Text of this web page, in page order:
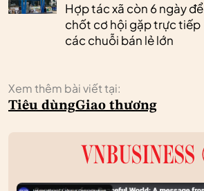
Hợp tác xã còn 6 ngày để
chốt cơ hội gặp trực tiếp
các chuỗi bán lẻ lớn
Xem thêm bài viết tại:
Tiêu dùngGiao thương